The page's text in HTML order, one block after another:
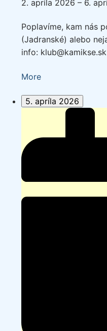
2. apríla 2026 – 6.
Poplavíme, kam nás
(Jadranské) alebo
info: klub@kamikse.sk
Moreabout
5. apríla 2026
Veľkonočné
(seakajaky)